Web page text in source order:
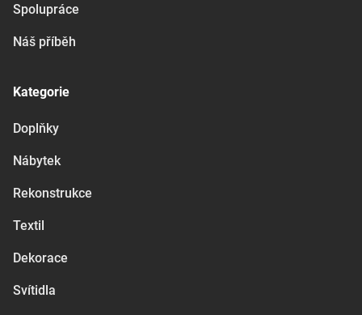
Spolupráce
Náš příběh
Kategorie
Doplňky
Nábytek
Rekonstrukce
Textil
Dekorace
Svítidla